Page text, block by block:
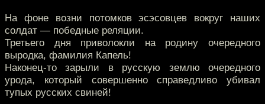
На фоне возни потомков эсэсовцев вокруг наших
солдат — победные реляции.
Третьего дня приволокли на родину очередного
выродка, фамилия Капель!
Наконец-то зарыли в русскую землю очередного
урода, который совершенно справедливо убивал
тупых русских свиней!